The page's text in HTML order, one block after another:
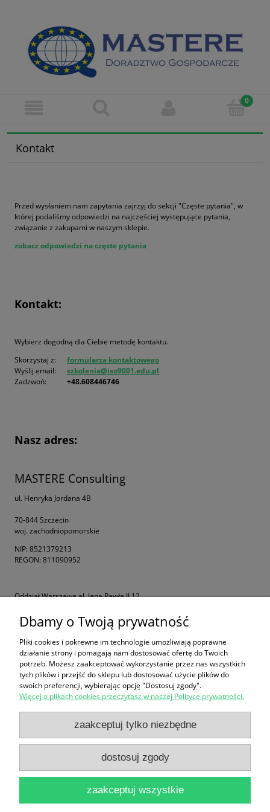
Kontakt
Przed wysłaniem nam zapytania zajrzyj do sekcji "Częste pytania", w
której podaliśmy odpowiedzi na najczęściej występujące pytania,
związanie z zakupami w naszym sklepie.
zobacz odpowiedzi na częste pytania
Kontakt:
Wybierz dogodną dla Ciebie metodę kontaktu.
Skorzystaj z:
formularza kontaktowego
Wyślij email: szkolenia@iso9001.edu.pl
Zadzwoń:
+48.608446746
Nasz adres:
MASTERE Consulting
ul. Henryka Jordana 4B
70-844 Szczecin
woj. zachodniopomorskie
NIP: 8521379213
REGON: 811090952
Oddział Warszawa al. Jana Pawła II 12
Oddział Poznań ul. Warszawska 98
Oddział Katowice ul. Gdańska 2
FORMULARZ ZGŁOSZENIA
Zakupy
Pomoc
Moje konto
Informacje
Dbamy o Twoją prywatność
Pliki cookies i pokrewne im technologie umożliwiają poprawne
działanie strony i pomagają nam dostosować ofertę do Twoich
potrzeb. Możesz zaakceptować wykorzystanie przez nas wszystkich
tych plików i przejść do sklepu lub dostosować użycie plików do
swoich preferencji, wybierając opcję "Dostosuj zgody".
Więcej o plikach cookies przeczytasz w naszej Polityce prywatności.
zaakceptuj tylko niezbędne
dostosuj zgody
zaakceptuj wszystkie